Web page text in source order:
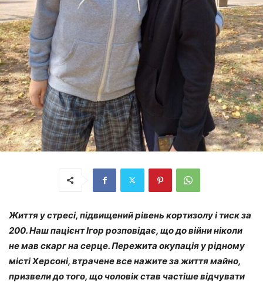
Життя у стресі, підвищений рівень кортизолу і тиск за
200. Наш пацієнт Ігор розповідає, що до війни ніколи
не мав скарг на серце. Пережита окупація у рідному
місті Херсоні, втрачене все нажите за життя майно,
призвели до того, що чоловік став частіше відчувати